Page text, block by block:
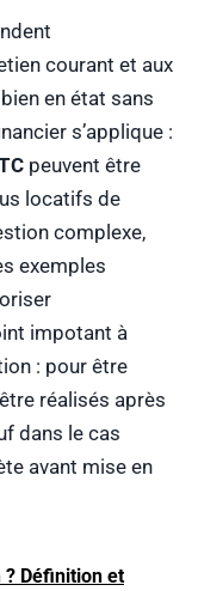
courant et aux
en état sans
s’applique :
peuvent être
locatifs de
complexe,
exemples
impotant à
: pour être
réalisés après
dans le cas
avant mise en
? Définition et